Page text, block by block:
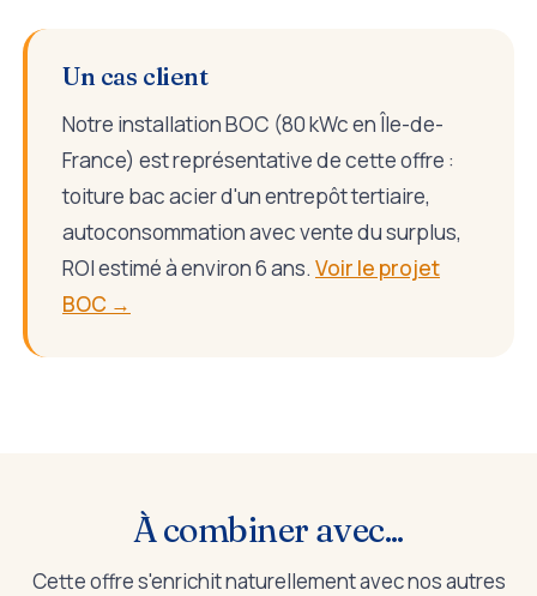
Un cas client
Notre installation BOC (80 kWc en Île-de-
France) est représentative de cette offre :
toiture bac acier d'un entrepôt tertiaire,
autoconsommation avec vente du surplus,
ROI estimé à environ 6 ans. Voir le projet
BOC →
À combiner avec...
Cette offre s'enrichit naturellement avec nos autres